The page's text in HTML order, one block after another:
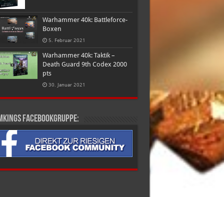
Warhammer 40k: Battleforce-
Boxen
5. Februar 2021
Warhammer 40k: Taktik –
Death Guard 9th Codex 2000
pts
30. Januar 2021
Facebookgruppe: